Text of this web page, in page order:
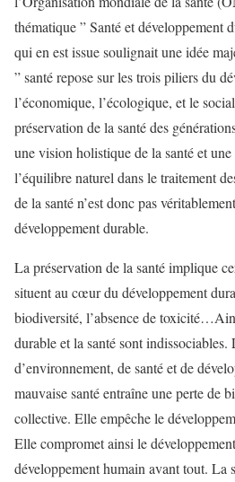
thématique ” Santé et développement
qui en est issue soulignait une idée
” santé repose sur les trois piliers du
l’économique, l’écologique, et le social
préservation de la santé des
une vision holistique de la santé et
l’équilibre naturel dans le traitement
de la santé n’est donc pas
développement durable.
La préservation de la santé implique
situent au cœur du développement
biodiversité, l’absence de
durable et la santé sont indissociables.
d’environnement, de santé et de
mauvaise santé entraîne une perte de
collective. Elle empêche le
Elle compromet ainsi le
développement humain avant tout. La